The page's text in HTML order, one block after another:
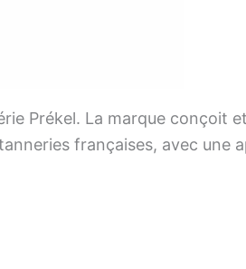
Prékel. La marque conçoit
françaises, avec une